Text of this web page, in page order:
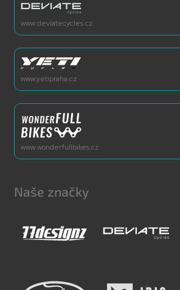
www.deviatecycles.cz
www.yetipraha.cz
www.wonderfullbikes.cz
Naše značky